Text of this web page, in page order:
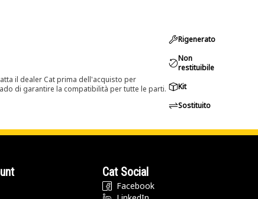
il dealer Cat prima dell'acquisto per
di garantire la compatibilità per tutte le parti.
Rigenerato
Non
restituibile
Kit
Sostituito
Cat Social
Facebook